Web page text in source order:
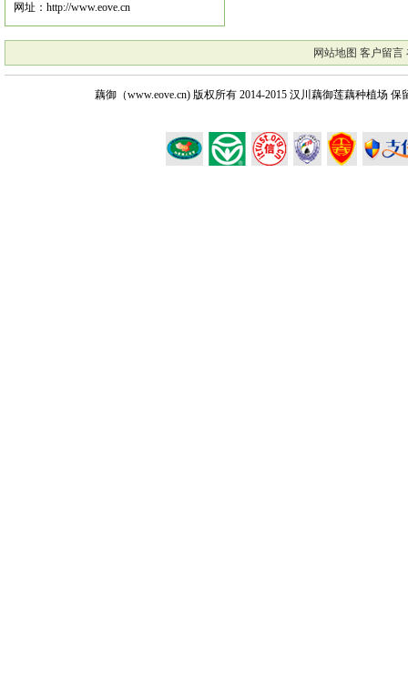
网址：http://www.eove.cn
网站地图 客户留言
藕御（www.eove.cn) 版权所有2014-2015 汉川藕御莲藕种植场 保